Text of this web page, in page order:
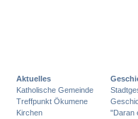
Aktuelles
Katholische Gemeinde
Treffpunkt Ökumene
Kirchen
"Daran